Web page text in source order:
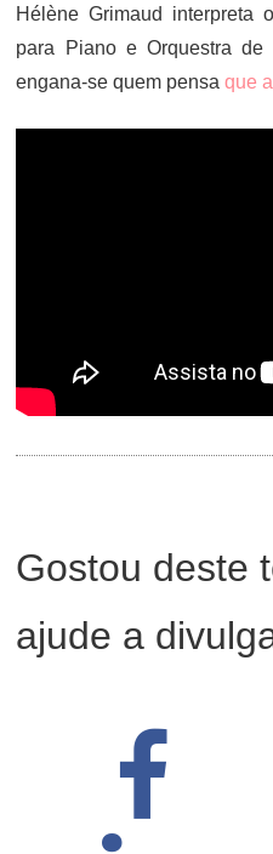
Hélène Grimaud interpreta
para Piano e Orquestra
engana-se quem pensaque
Gostou deste
ajude a